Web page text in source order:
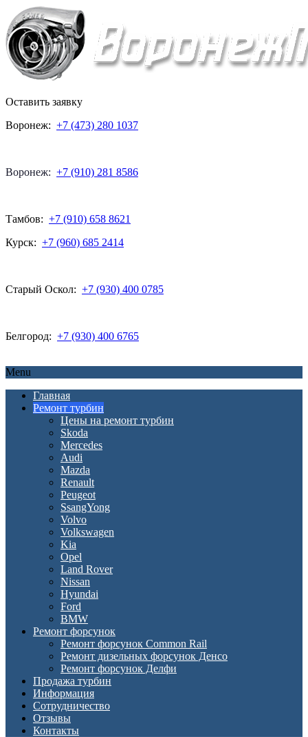
Оставить заявку
Воронеж: +7 (473) 280 1037
Воронеж: +7 (910) 281 8586
Тамбов: +7 (910) 658 8621
Курск: +7 (960) 685 2414
Старый Оскол: +7 (930) 400 0785
Белгород: +7 (930) 400 6765
Menu
Главная
Ремонт турбин
Цены на ремонт турбин
Skoda
Mercedes
Audi
Mazda
Renault
Peugeot
SsangYong
Volvo
Volkswagen
Kia
Opel
Land Rover
Nissan
Hyundai
Ford
BMW
Ремонт форсунок
Ремонт форсунок Common Rail
Ремонт дизельных форсунок Денсо
Ремонт форсунок Делфи
Продажа турбин
Информация
Сотрудничество
Отзывы
Контакты